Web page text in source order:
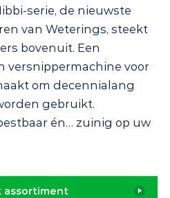
serie, de nieuwste
van Weterings, steekt
bovenuit. Een
versnippermachine voor
om decennialang
gebruikt.
én… zuinig op uw
assortiment